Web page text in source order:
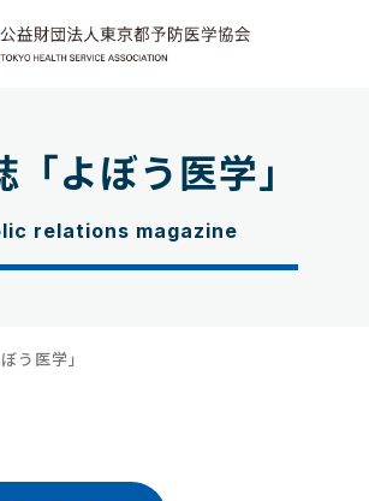
「よぼう医学」
relations magazine
う医学」